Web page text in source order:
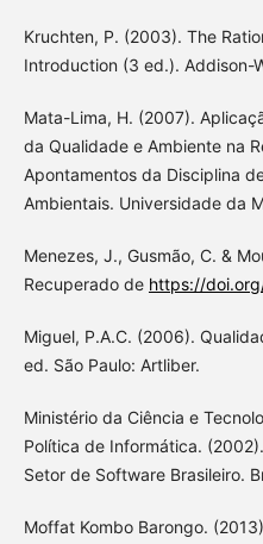
Kruchten, P. (2003). The
Introduction (3 ed.). Addison-
Mata-Lima, H. (2007).
da Qualidade e Ambiente na
Apontamentos da Disciplina
Ambientais. Universidade da
Menezes, J., Gusmão, C. &
Recuperado de https://
Miguel, P.A.C. (2006).
ed. São Paulo: Artliber.
Ministério da Ciência e
Política de Informática.
Setor de Software Brasileiro.
Moffat Kombo Barongo.